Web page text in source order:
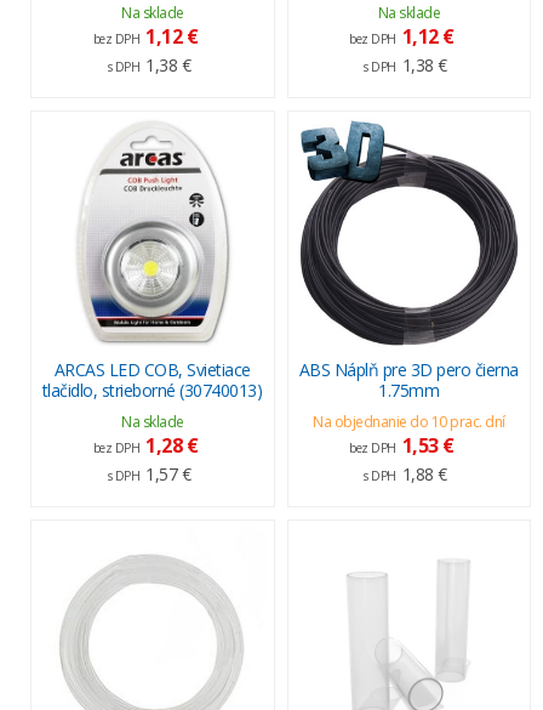
Na sklade
bez DPH 1,12 €
s DPH 1,38 €
Na sklade
bez DPH 1,12 €
s DPH 1,38 €
ARCAS LED COB, Svietiace
tlačidlo, strieborné (30740013)
Na sklade
bez DPH 1,28 €
s DPH 1,57 €
ABS Náplň pre 3D pero čierna
1.75mm
Na objednanie do 10 prac. dní
bez DPH 1,53 €
s DPH 1,88 €